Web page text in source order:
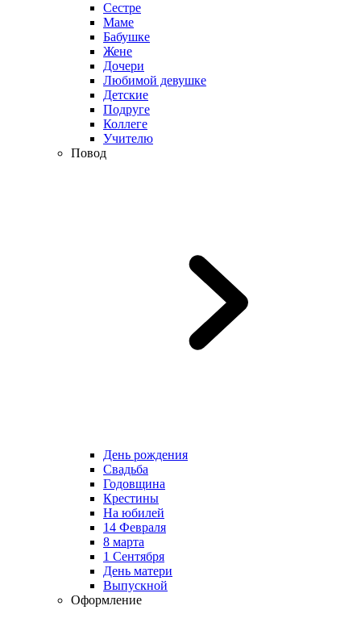
Сестре
Маме
Бабушке
Жене
Дочери
Любимой девушке
Детские
Подруге
Коллеге
Учителю
Повод
День рождения
Свадьба
Годовщина
Крестины
На юбилей
14 Февраля
8 марта
1 Сентября
День матери
Выпускной
Оформление